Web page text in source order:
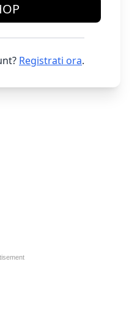
Registrati ora.